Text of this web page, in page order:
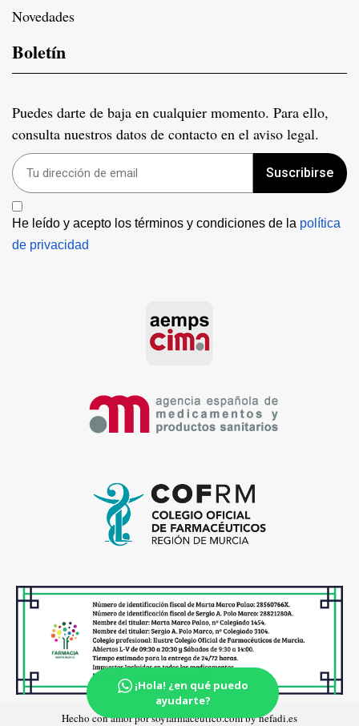
¡Hola! ¿en qué puedo
ayudarte?
Novedades
Boletín
Puedes darte de baja en cualquier momento. Para ello,
consulta nuestros datos de contacto en el aviso legal.
Suscribirse
He leído y acepto los términos y condiciones de la política
de privacidad
Hecho con amor por soyfarmaceutico.com by hefadi.es